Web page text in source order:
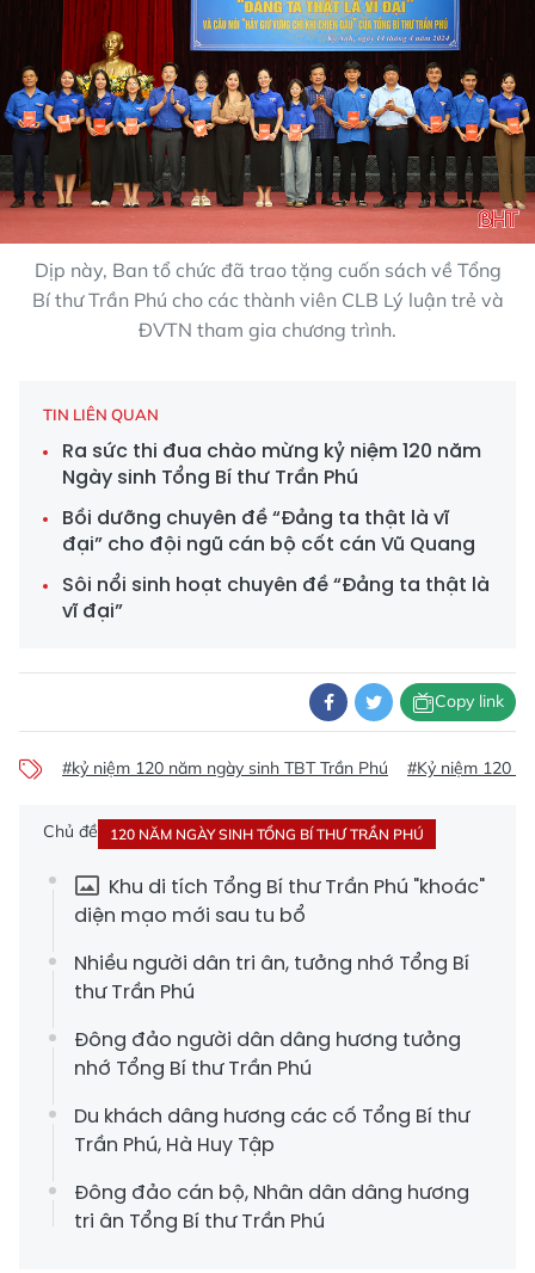
Dịp này, Ban tổ chức đã trao tặng cuốn sách về Tổng
Bí thư Trần Phú cho các thành viên CLB Lý luận trẻ và
ĐVTN tham gia chương trình.
TIN LIÊN QUAN
Ra sức thi đua chào mừng kỷ niệm 120 năm
Ngày sinh Tổng Bí thư Trần Phú
Bồi dưỡng chuyên đề “Đảng ta thật là vĩ
đại” cho đội ngũ cán bộ cốt cán Vũ Quang
Sôi nổi sinh hoạt chuyên đề “Đảng ta thật là
vĩ đại”
Copy link
#kỷ niệm 120 năm ngày sinh TBT Trần Phú #Kỷ niệm 120
Chủ đề 120 NĂM NGÀY SINH TỔNG BÍ THƯ TRẦN PHÚ
Khu di tích Tổng Bí thư Trần Phú "khoác"
diện mạo mới sau tu bổ
Nhiều người dân tri ân, tưởng nhớ Tổng Bí
thư Trần Phú
Đông đảo người dân dâng hương tưởng
nhớ Tổng Bí thư Trần Phú
Du khách dâng hương các cố Tổng Bí thư
Trần Phú, Hà Huy Tập
Đông đảo cán bộ, Nhân dân dâng hương
tri ân Tổng Bí thư Trần Phú